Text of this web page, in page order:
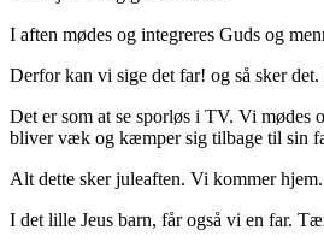
I aften mødes og integreres Guds og
Derfor kan vi sige det far! og så sker
Det er som at se sporløs i TV. Vi
bliver væk og kæmper sig tilbage til sin
Alt dette sker juleaften. Vi kommer
I det lille Jeus barn, får også vi en far.